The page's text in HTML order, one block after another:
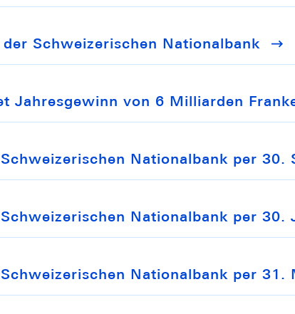
Schweizerischen Nationalbank
Jahresgewinn von 6 Milliarden
Nationalbank per 30.
Nationalbank per 30.
Nationalbank per 31.